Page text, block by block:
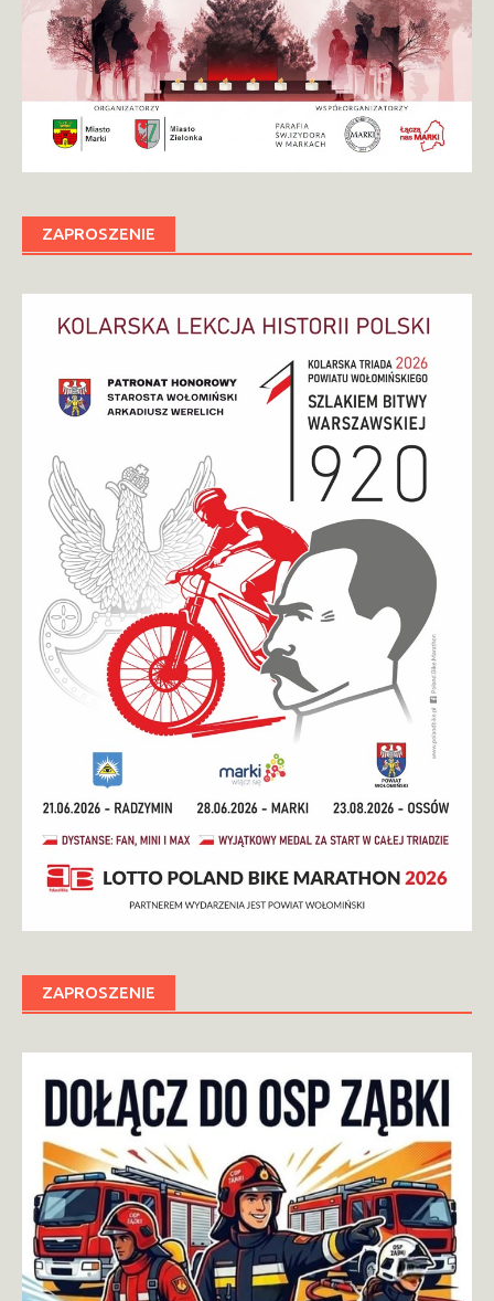
ZAPROSZENIE
ZAPROSZENIE